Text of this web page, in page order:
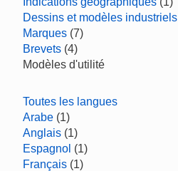
Dessins et modèles industriels
Marques (7)
Brevets (4)
Modèles d'utilité
Toutes les langues
Arabe (1)
Anglais (1)
Espagnol (1)
Français (1)